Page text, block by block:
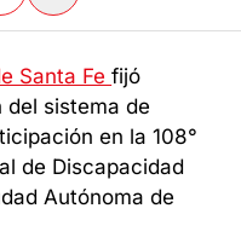
Santa Fefijó
sistema de
en la 108°
de Discapacidad
Autónoma de